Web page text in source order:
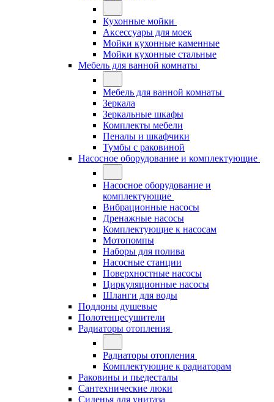
Кухонные мойки
Аксессуары для моек
Мойки кухонные каменные
Мойки кухонные стальные
Мебель для ванной комнаты
Мебель для ванной комнаты
Зеркала
Зеркальные шкафы
Комплекты мебели
Пеналы и шкафчики
Тумбы с раковиной
Насосное оборудование и комплектующие
Насосное оборудование и
комплектующие
Вибрационные насосы
Дренажные насосы
Комплектующие к насосам
Мотопомпы
Наборы для полива
Насосные станции
Поверхностные насосы
Циркуляционные насосы
Шланги для воды
Поддоны душевые
Полотенцесушители
Радиаторы отопления
Радиаторы отопления
Комплектующие к радиаторам
Раковины и пьедесталы
Сантехнические люки
Сиденья для унитаза